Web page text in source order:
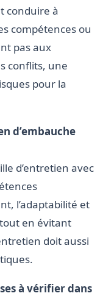
conduire à
compétences ou
pas aux
conflits, une
pour la
d’embauche
d’entretien avec
l’adaptabilité et
en évitant
doit aussi
à vérifier dans